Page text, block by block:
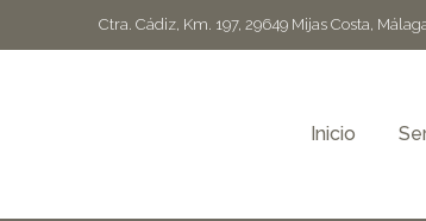
Ctra. Cádiz, Km. 197, 29649 Mijas Costa,
Inicio